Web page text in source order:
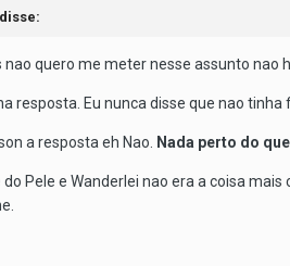
quero me meter nesse assunto nao
resposta. Eu nunca disse que nao
a resposta eh Nao. Nada perto do
Pele e Wanderlei nao era a coisa